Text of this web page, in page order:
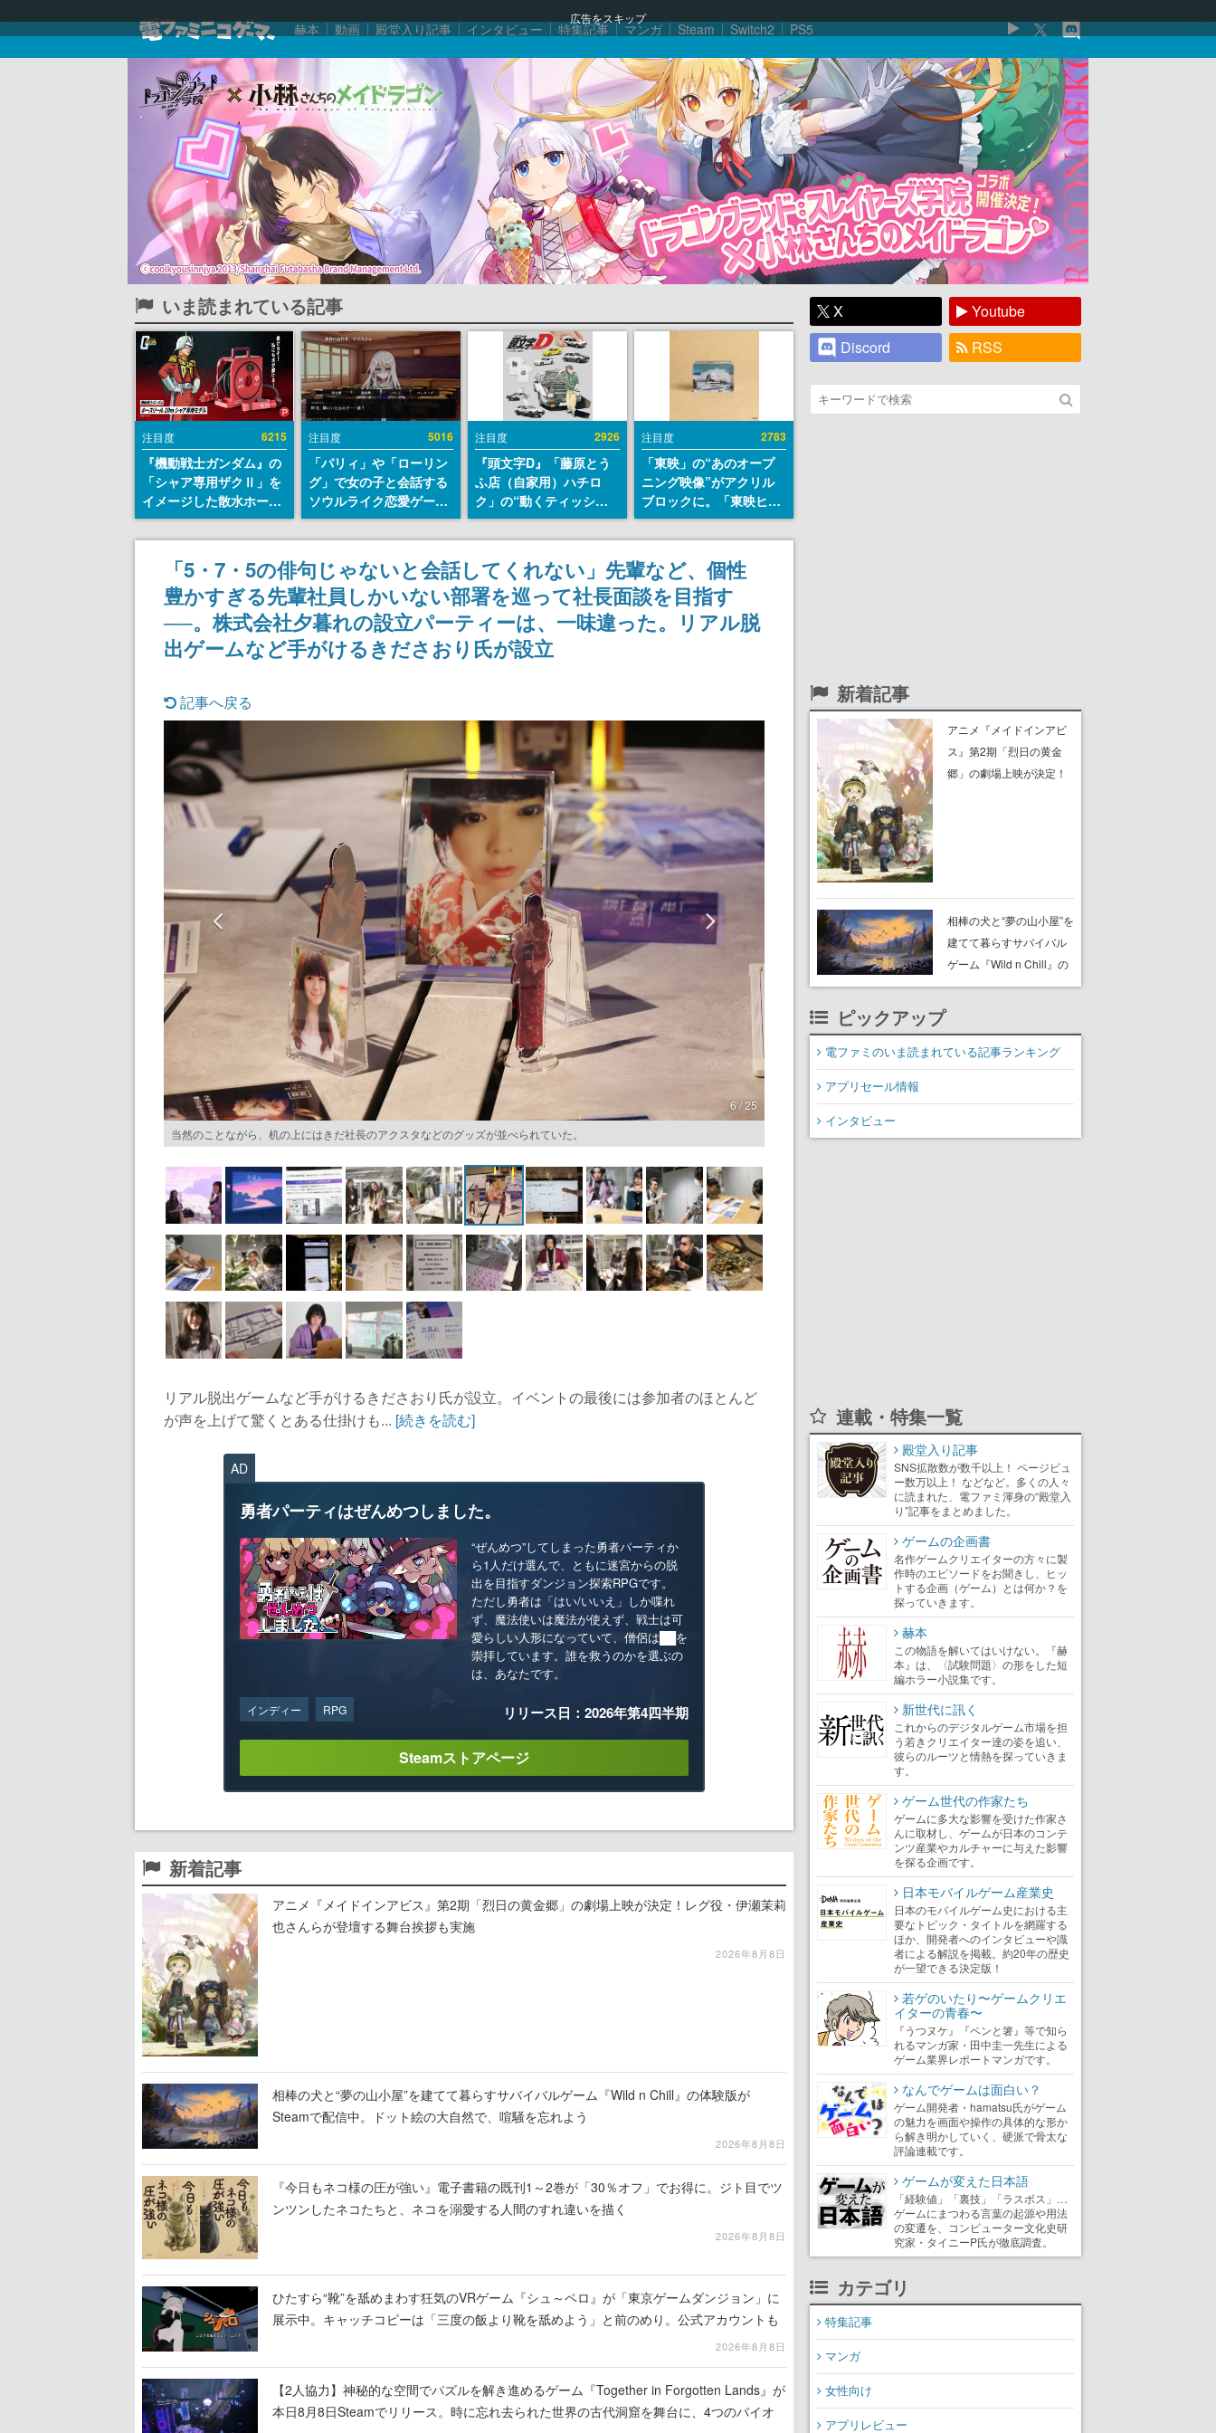
広告をスキップ
赫本 動画 殿堂入り記事 インタビュー 特集記事 マンガ Steam Switch2 PS5
いま読まれている記事
注目度 6215
『機動戦士ガンダム』の
「シャア専用ザクⅡ」を
イメージした散水ホース
リールが予約開始。本体
にはシャアのパーソナル
マークやジオン公国軍の
エンブレム、型式番号な
どを配置
注目度 5016
「パリィ」や「ローリン
グ」で女の子と会話する
ソウルライク恋愛ゲーム
『小早川さんはソウルラ
イク』無料公開。返事に
失敗すると「YOU
DIED」
注目度 2926
『頭文字D』「藤原とう
ふ店（自家用）ハチロ
ク」の“動くティッシュ
ケース”が買えるポップ
アップショップが開催
へ。マンガの舞台である
群馬の「イオンモール高
崎」にて、8月11日から8
月20日までの期間限定で
開催予定
注目度 2783
「東映」の“あのオープ
ニング映像”がアクリル
ブロックに。「東映ヒス
トリカル グッズコレクシ
ョン」が8月下旬より発
売
「5・7・5の俳句じゃないと会話してくれない」先輩など、個性
豊かすぎる先輩社員しかいない部署を巡って社長面談を目指す
──。株式会社夕暮れの設立パーティーは、一味違った。リアル脱
出ゲームなど手がけるきださおり氏が設立
記事へ戻る
6 / 25
当然のことながら、机の上にはきだ社長のアクスタなどのグッズが並べられていた。
リアル脱出ゲームなど手がけるきださおり氏が設立。イベントの最後には参加者のほとんど
が声を上げて驚くとある仕掛けも... [続きを読む]
AD
勇者パーティはぜんめつしました。
“ぜんめつ”してしまった勇者パーティか
ら1人だけ選んで、ともに迷宮からの脱
出を目指すダンジョン探索RPGです。
ただし勇者は「はい/いいえ」しか喋れ
ず、魔法使いは魔法が使えず、戦士は可
愛らしい人形になっていて、僧侶は██を
崇拝しています。誰を救うのかを選ぶの
は、あなたです。
インディー RPG リリース日：2026年第4四半期
Steamストアページ
新着記事
アニメ『メイドインアビス』第2期「烈日の黄金郷」の劇場上映が決定！レグ役・伊瀬茉莉
也さんらが登壇する舞台挨拶も実施
2026年8月8日
相棒の犬と“夢の山小屋”を建てて暮らすサバイバルゲーム『Wild n Chill』の体験版が
Steamで配信中。ドット絵の大自然で、喧騒を忘れよう
2026年8月8日
『今日もネコ様の圧が強い』電子書籍の既刊1～2巻が「30％オフ」でお得に。ジト目でツ
ンツンしたネコたちと、ネコを溺愛する人間のすれ違いを描く
2026年8月8日
ひたすら“靴”を舐めまわす狂気のVRゲーム『シュ～ペロ』が「東京ゲームダンジョン」に
展示中。キャッチコピーは「三度の飯より靴を舐めよう」と前のめり。公式アカウントも
2026年8月8日
【2人協力】神秘的な空間でパズルを解き進めるゲーム『Together in Forgotten Lands』が
本日8月8日Steamでリリース。時に忘れ去られた世界の古代洞窟を舞台に、4つのバイオ
X
Youtube
Discord
RSS
新着記事
アニメ『メイドインアビ
ス』第2期「烈日の黄金
郷」の劇場上映が決定！
相棒の犬と“夢の山小屋”を
建てて暮らすサバイバル
ゲーム『Wild n Chill』の
体験版がSteamで配信
ピックアップ
電ファミのいま読まれている記事ランキング
アプリセール情報
インタビュー
連載・特集一覧
殿堂入り記事
SNS拡散数が数千以上！ ページビュ
ー数万以上！ などなど。多くの人々
に読まれた、電ファミ渾身の“殿堂入
り”記事をまとめました。
ゲームの企画書
名作ゲームクリエイターの方々に製
作時のエピソードをお聞きし、ヒッ
トする企画（ゲーム）とは何か？を
探っていきます。
赫本
この物語を解いてはいけない。『赫
本』は、〈試験問題〉の形をした短
編ホラー小説集です。
新世代に訊く
これからのデジタルゲーム市場を担
う若きクリエイター達の姿を追い、
彼らのルーツと情熱を探っていきま
す。
ゲーム世代の作家たち
ゲームに多大な影響を受けた作家さ
んに取材し、ゲームが日本のコンテ
ンツ産業やカルチャーに与えた影響
を探る企画です。
日本モバイルゲーム産業史
日本のモバイルゲーム史における主
要なトピック・タイトルを網羅する
ほか、開発者へのインタビューや識
者による解説を掲載。約20年の歴史
が一望できる決定版！
若ゲのいたり〜ゲームクリエ
イターの青春〜
『うつヌケ』『ペンと箸』等で知ら
れるマンガ家・田中圭一先生による
ゲーム業界レポートマンガです。
なんでゲームは面白い？
ゲーム開発者・hamatsu氏がゲーム
の魅力を画面や操作の具体的な形か
ら解き明かしていく、硬派で骨太な
評論連載です。
ゲームが変えた日本語
「経験値」「裏技」「ラスボス」…
ゲームにまつわる言葉の起源や用法
の変遷を、コンピューター文化史研
究家・タイニーP氏が徹底調査。
カテゴリ
特集記事
マンガ
女性向け
アプリレビュー